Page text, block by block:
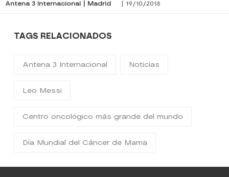
Antena 3 Internacional | Madrid | 19/10/2018
TAGS RELACIONADOS
Antena 3 Internacional Noticias
Leo Messi
Centro oncológico más grande del mundo
Día Mundial del Cáncer de Mama